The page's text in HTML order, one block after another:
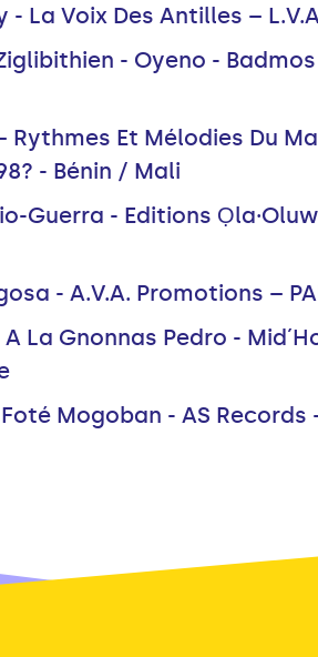
La Voix Des Antilles –
- Oyeno - Badmos
Rythmes Et Mélodies Du
- Bénin / Mali
Guerra - Editions
- A.V.A. Promotions –
La Gnonnas Pedro -
Mogoban - AS Records